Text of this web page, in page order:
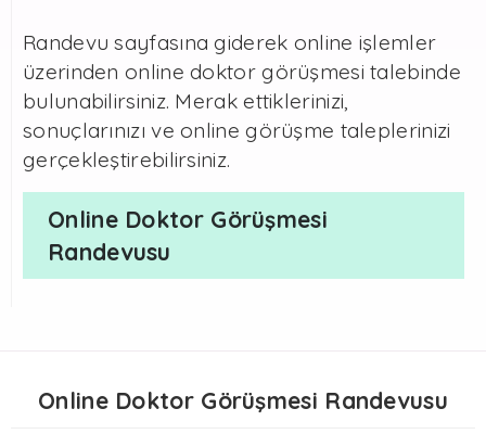
Randevu sayfasına giderek online işlemler
üzerinden online doktor görüşmesi talebinde
bulunabilirsiniz. Merak ettiklerinizi,
sonuçlarınızı ve online görüşme taleplerinizi
gerçekleştirebilirsiniz.
Online Doktor Görüşmesi
Randevusu
Online Doktor Görüşmesi Randevusu